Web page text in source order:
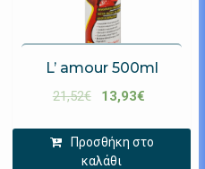
L’ amour 500ml
21,52€ 13,93€
Προσθήκη στο
καλάθι